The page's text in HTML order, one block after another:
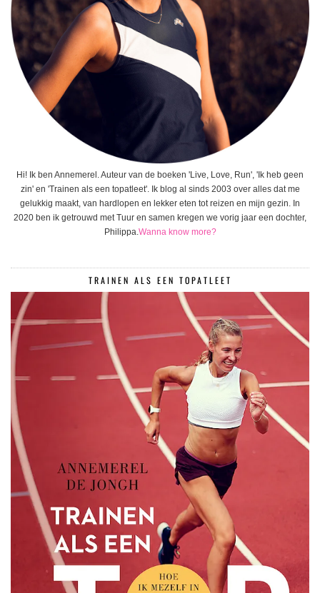
Hi! Ik ben Annemerel. Auteur van de boeken 'Live, Love, Run', 'Ik heb geen
zin' en 'Trainen als een topatleet'. Ik blog al sinds 2003 over alles dat me
gelukkig maakt, van hardlopen en lekker eten tot reizen en mijn gezin. In
2020 ben ik getrouwd met Tuur en samen kregen we vorig jaar een dochter,
Philippa.Wanna know more?
TRAINEN ALS EEN TOPATLEET